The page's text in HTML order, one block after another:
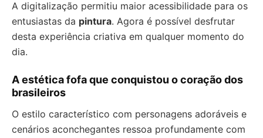
A digitalização permitiu maior acessibilidade para os
entusiastas da pintura. Agora é possível desfrutar
desta experiência criativa em qualquer momento do
dia.
A estética fofa que conquistou o coração dos
brasileiros
O estilo característico com personagens adoráveis e
cenários aconchegantes ressoa profundamente com